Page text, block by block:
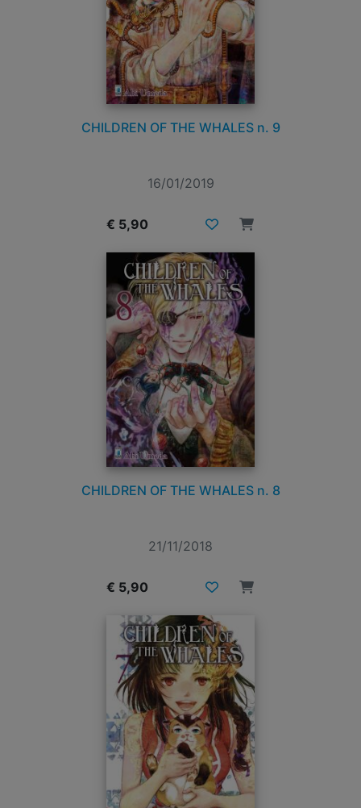
CHILDREN OF THE WHALES n. 9
16/01/2019
€ 5,90
CHILDREN OF THE WHALES n. 8
21/11/2018
€ 5,90